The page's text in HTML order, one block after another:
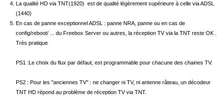
La qualité HD via TNT(1920) est de qualité légèrement supérieure à celle via ADSL
(1440)
En cas de panne exceptionnel ADSL : panne NRA, panne ou en cas de
config/reboot/ ... du Freebox Server ou autres, la réception TV via la TNT reste OK .
Très pratique
PS1 :Le choix du flux par défaut, est programmable pour chacune des chaines TV.
PS2 : Pour les ''anciennes TV'' : ne changer ni TV, ni antenne râteau, un décodeur
TNT HD répond au problème de réception TV via TNT.